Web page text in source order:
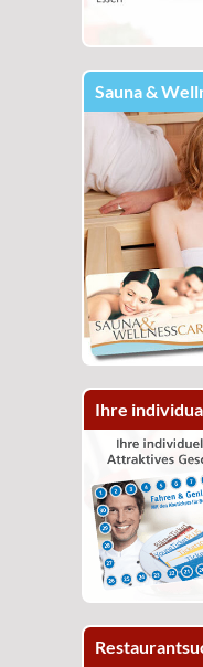
Sauna &
Ihre